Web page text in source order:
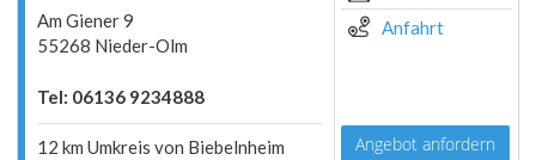
Am Giener 9
55268 Nieder-Olm
Tel: 06136 9234888
12 km Umkreis von Biebelnheim
Anfahrt
Angebot anfordern